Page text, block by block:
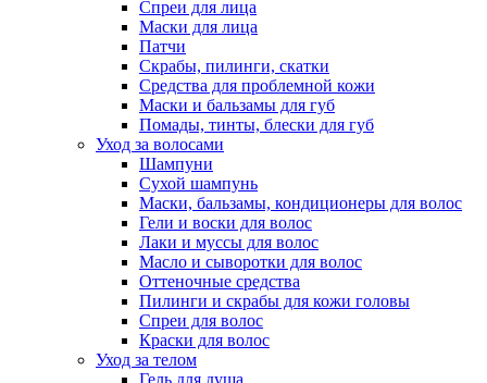
Спреи для лица
Маски для лица
Патчи
Скрабы, пилинги, скатки
Средства для проблемной кожи
Маски и бальзамы для губ
Помады, тинты, блески для губ
Уход за волосами
Шампуни
Сухой шампунь
Маски, бальзамы, кондиционеры для волос
Гели и воски для волос
Лаки и муссы для волос
Масло и сыворотки для волос
Оттеночные средства
Пилинги и скрабы для кожи головы
Спреи для волос
Краски для волос
Уход за телом
Гель для душа